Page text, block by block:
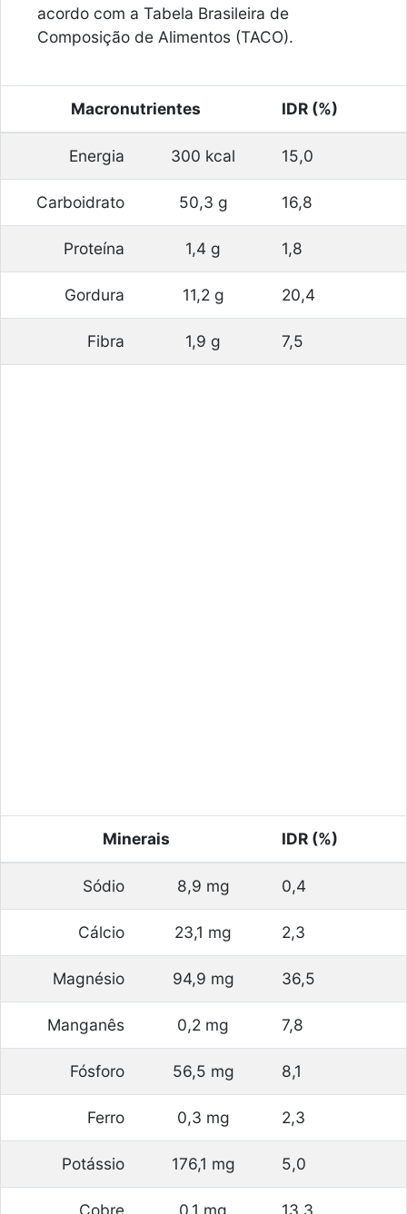
acordo com a Tabela Brasileira de
Composição de Alimentos (TACO).
Macronutrientes IDR (%)
Energia 300 kcal 15,0
Carboidrato 50,3 g 16,8
Proteína 1,4 g 1,8
Gordura 11,2 g 20,4
Fibra 1,9 g 7,5
Minerais IDR (%)
Sódio 8,9 mg 0,4
Cálcio 23,1 mg 2,3
Magnésio 94,9 mg 36,5
Manganês 0,2 mg 7,8
Fósforo 56,5 mg 8,1
Ferro 0,3 mg 2,3
Potássio 176,1 mg 5,0
Cobre 0,1 mg 13,3